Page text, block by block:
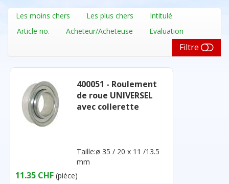
Les moins chers Les plus chers
Intitulé
Article no.
Acheteur/Acheteuse Evaluation
Filtre
400051 - Roulement
de roue UNIVERSEL
avec collerette
Taille:ø 35 / 20 x 11 /13.5
mm
11.35 CHF (pièce)